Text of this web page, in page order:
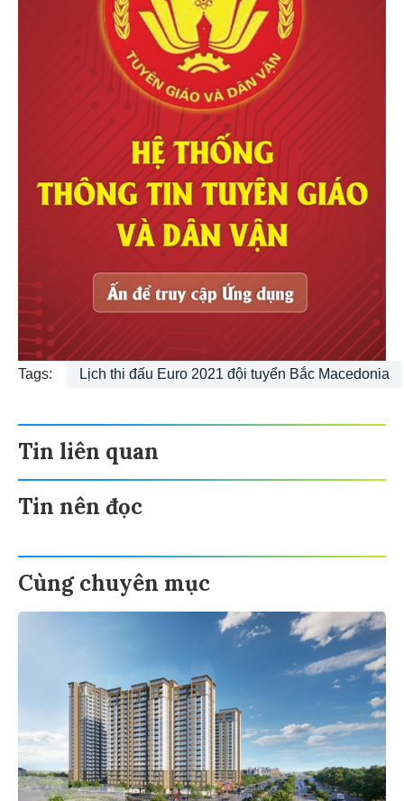
Tags: Lịch thi đấu Euro 2021 đội tuyển Bắc Macedonia
Tin liên quan
Tin nên đọc
Cùng chuyên mục